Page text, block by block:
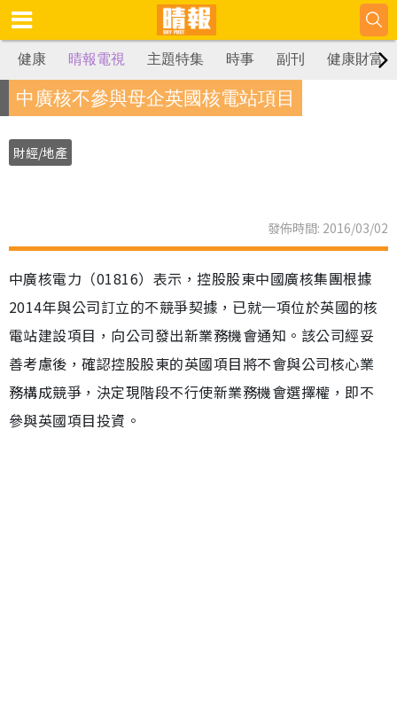
健康 晴報電視 主題特集 時事 副刊 健康財富
中廣核不參與母企英國核電站項目
財經/地產
發佈時間: 2016/03/02
中廣核電力（01816）表示，控股股東中國廣核集團根據
2014年與公司訂立的不競爭契據，已就一項位於英國的核
電站建設項目，向公司發出新業務機會通知。該公司經妥
善考慮後，確認控股股東的英國項目將不會與公司核心業
務構成競爭，決定現階段不行使新業務機會選擇權，即不
參與英國項目投資。